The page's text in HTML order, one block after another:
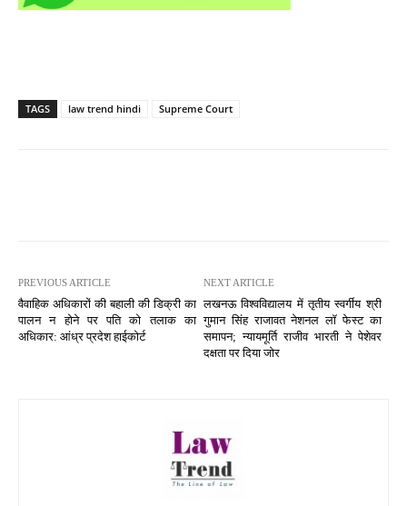
TAGS law trend hindi Supreme Court
PREVIOUS ARTICLE
वैवाहिक अधिकारों की बहाली की डिक्री का
पालन न होने पर पति को तलाक का
अधिकार: आंध्र प्रदेश हाईकोर्ट
NEXT ARTICLE
लखनऊ विश्वविद्यालय में तृतीय स्वर्गीय श्री
गुमान सिंह राजावत नेशनल लॉ फेस्ट का
समापन; न्यायमूर्ति राजीव भारती ने पेशेवर
दक्षता पर दिया जोर